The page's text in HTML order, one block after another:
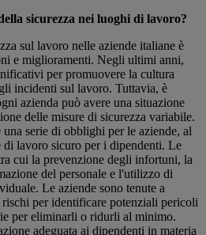
sicurezza nei luoghi di lavoro?
sul lavoro nelle aziende italiane è
e miglioramenti. Negli ultimi anni,
per promuovere la cultura
incidenti sul lavoro. Tuttavia, è
azienda può avere una situazione
delle misure di sicurezza variabile.
serie di obblighi per le aziende, al
di lavoro sicuro per i dipendenti. Le
cui la prevenzione degli infortuni, la
del personale e l'utilizzo di
Le aziende sono tenute a
per identificare potenziali pericoli
per eliminarli o ridurli al minimo.
adeguata ai dipendenti in materia